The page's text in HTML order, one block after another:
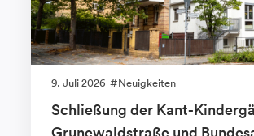
9. Juli 2026 Neuigkeiten
Schließung der Kant-
Grunewaldstraße und